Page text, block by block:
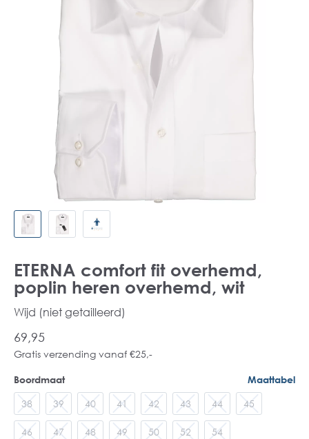
ETERNA comfort fit overhemd,
poplin heren overhemd, wit
Wijd (niet getailleerd)
69,95
Gratis verzending vanaf €25,-
Boordmaat Maattabel
38 39 40 41 42 43 44 45
46 47 48 49 50 52 54